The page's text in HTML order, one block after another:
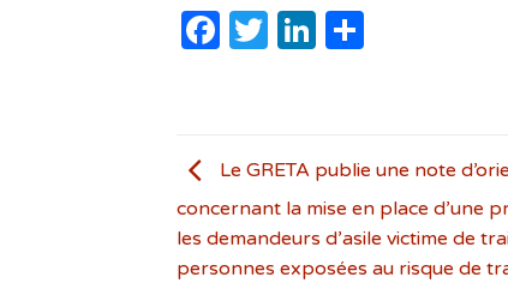
Facebook
TwitterLinkedIn
Le GRETA publie une note
concernant la mise en place d’une
les demandeurs d’asile victime de
personnes exposées au risque de